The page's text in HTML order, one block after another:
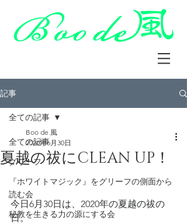
記事
全ての記事
グリーフ
『ホワイトマジック』をグリーフの側面から
読む会
秘教を生きる力の源にする会
全ての記事
夏越の祓にCLEAN UP！
Boo de 風
2020年6月30日
今日6月30日は、2020年の夏越の祓の
日。